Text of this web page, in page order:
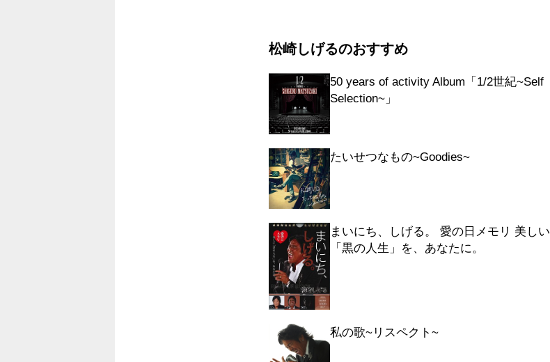
7.I’m Livin’ For Your Love
9.TSUNAMI
松崎しげるのおすすめ
50 years of activity Album「1/2世紀~Self
Selection~」
たいせつなもの~Goodies~
まいにち、しげる。 愛の日メモリ 美しい
「黒の人生」を、あなたに。
私の歌~リスペクト~